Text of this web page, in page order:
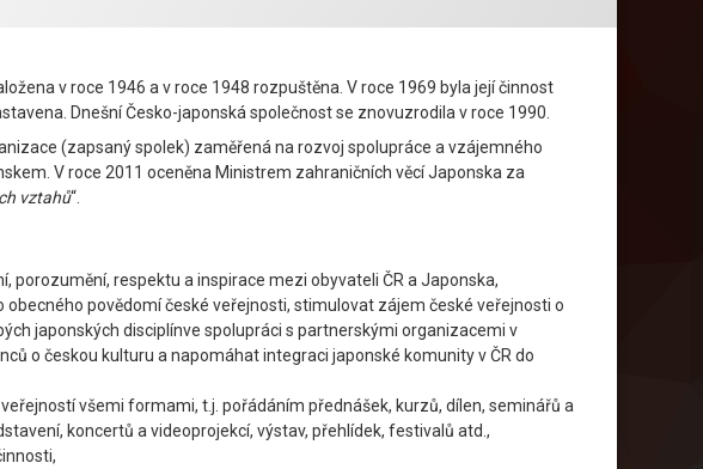
v roce 1946 a v roce 1948 rozpuštěna. V roce 1969 byla její činnost
Dnešní Česko-japonská společnost se znovuzrodila v roce 1990.
(zapsaný spolek) zaměřená na rozvoj spolupráce a vzájemného
V roce 2011 oceněna Ministrem zahraničních věcí Japonska za
vztahů“.
porozumění, respektu a inspirace mezi obyvateli ČR a Japonska,
povědomí české veřejnosti, stimulovat zájem české veřejnosti o
japonských disciplínve spolupráci s partnerskými organizacemi v
o českou kulturu a napomáhat integraci japonské komunity v ČR do
všemi formami, t.j. pořádáním přednášek, kurzů, dílen, seminářů a
koncertů a videoprojekcí, výstav, přehlídek, festivalů atd.,